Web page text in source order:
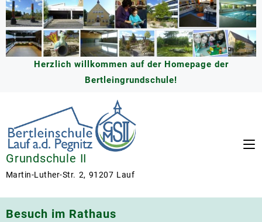
Skip
content
Herzlich willkommen auf der Homepage der
Bertleingrundschule!
Grundschule II
Martin-Luther-Str. 2, 91207 Lauf
Besuch im Rathaus